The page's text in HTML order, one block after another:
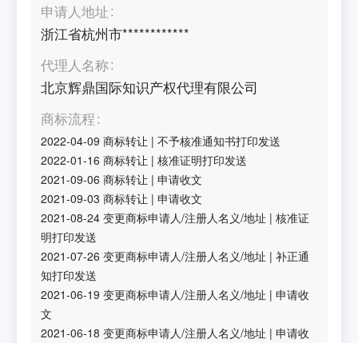
申请人地址
浙江省杭州市************
代理人名称
北京辉鼎国际知识产权代理有限公司
商标流程
2022-04-09 商标转让 |不予核准通知书打印发送
2022-01-16 商标转让 |核准证明打印发送
2021-09-06 商标转让 |申请收文
2021-09-03 商标转让 |申请收文
2021-08-24 变更商标申请人/注册人名义/地址 |核准证
明打印发送
2021-07-26 变更商标申请人/注册人名义/地址 |补正通
知打印发送
2021-06-19 变更商标申请人/注册人名义/地址 |申请收
文
2021-06-18 变更商标申请人/注册人名义/地址 |申请收